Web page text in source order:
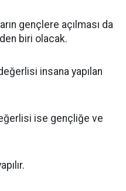
gençlere açılması da
biri olacak.
insana yapılan
ise gençliğe ve